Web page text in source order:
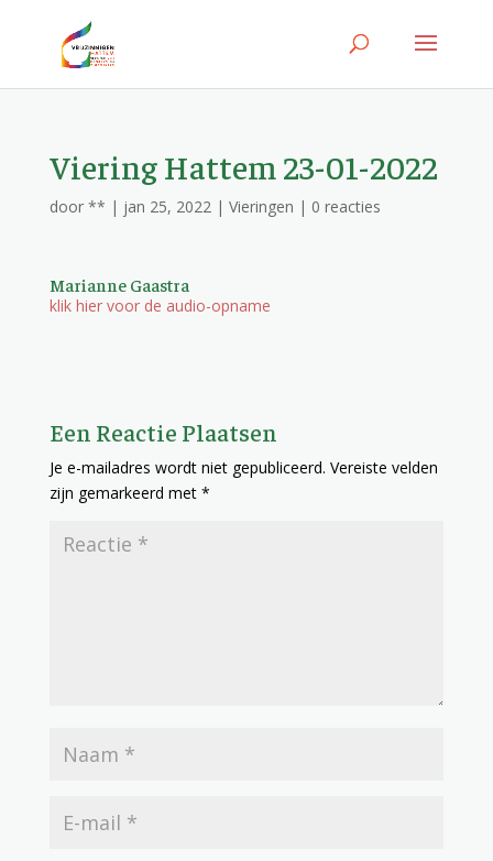
Viering Hattem 23-01-2022
door ** | jan 25, 2022| Vieringen | 0 reacties
Marianne Gaastra
klik hier voor de audio-opname
Een Reactie Plaatsen
Je e-mailadres wordt niet gepubliceerd. Vereiste velden
zijn gemarkeerd met *